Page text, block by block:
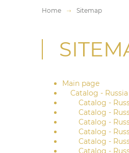
Home Sitemap
Main page
Catalog -
Catalog -
Catalog -
Catalog -
Catalog -
Catalog -
Catalog -